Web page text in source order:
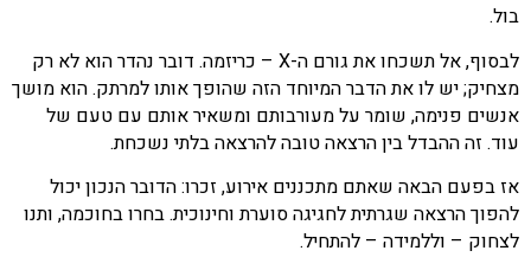
בול.
לבסוף, אל תשכחו את גורם ה-X – כריזמה. דובר נהדר הוא לא רק
מצחיק; יש לו את הדבר המיוחד הזה שהופך אותו למרתק. הוא מושך
אנשים פנימה, שומר על מעורבותם ומשאיר אותם עם טעם של
עוד. זה ההבדל בין הרצאה טובה להרצאה בלתי נשכחת.
אז בפעם הבאה שאתם מתכננים אירוע, זכרו: הדובר הנכון יכול
להפוך הרצאה שגרתית לחגיגה סוערת וחינוכית. בחרו בחוכמה, ותנו
לצחוק – וללמידה – להתחיל.